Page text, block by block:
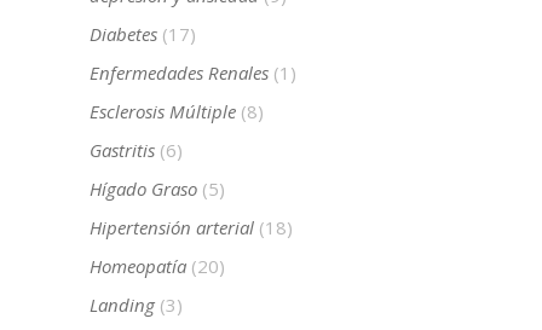
Diabetes (17)
Enfermedades Renales (1)
Esclerosis Múltiple (8)
Gastritis (6)
Hígado Graso (5)
Hipertensión arterial (18)
Homeopatía (20)
Landing (3)